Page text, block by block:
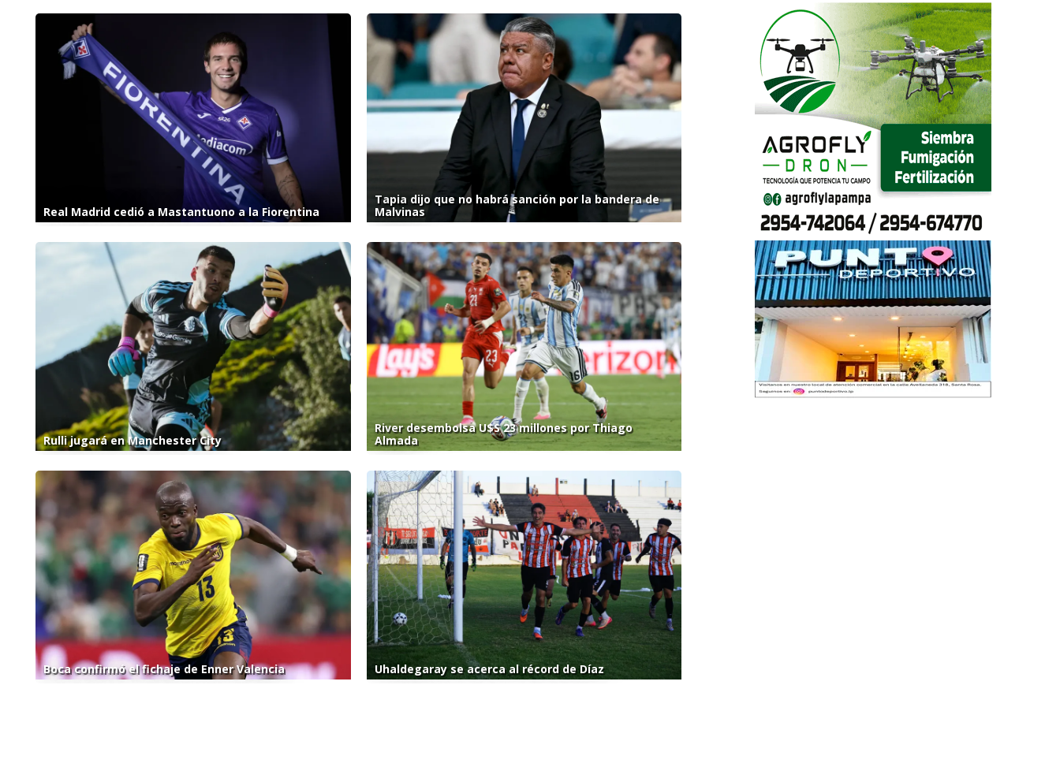
Real Madrid cedió a Mastantuono a la Fiorentina
Tapia dijo que no habrá sanción por la bandera de
Malvinas
Rulli jugará en Manchester City
River desembolsa U$S 23 millones por Thiago
Almada
Boca confirmó el fichaje de Enner Valencia Uhaldegaray se acerca al récord de Díaz